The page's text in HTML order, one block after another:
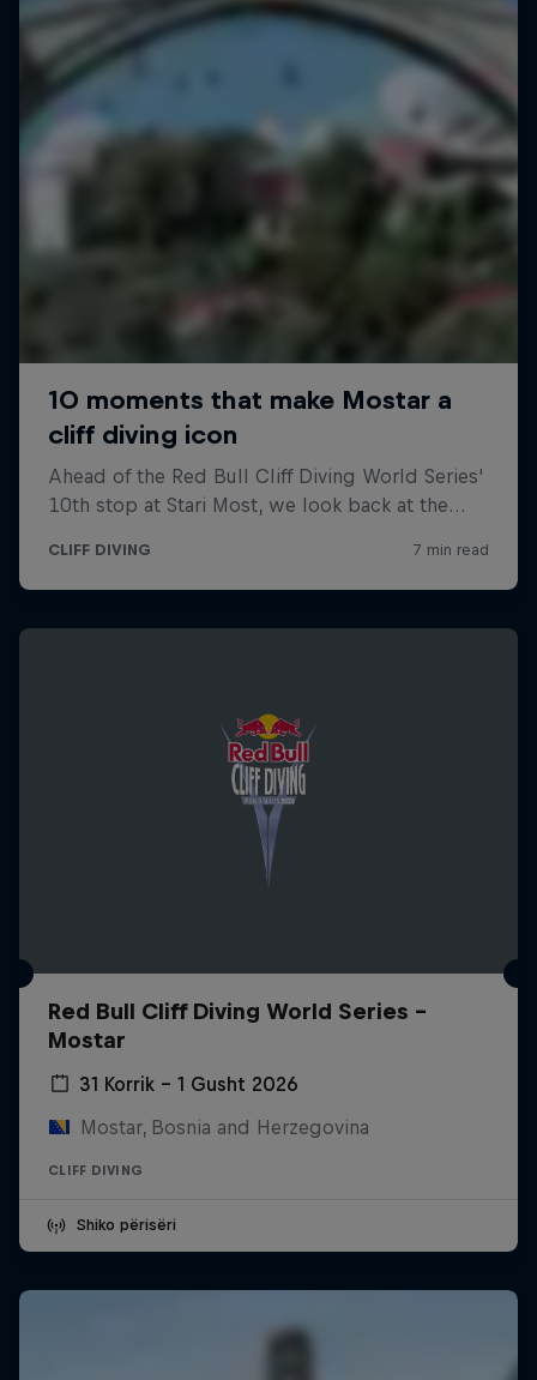
Red Bull Cliff Diving World Series -
Mostar
31 Korrik – 1 Gusht 2026
Mostar, Bosnia and Herzegovina
CLIFF DIVING
Shiko përisëri